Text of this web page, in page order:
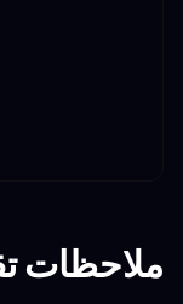
ملاحظات